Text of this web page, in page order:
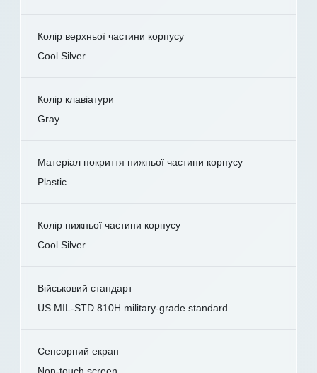
Колір верхньої частини корпусу
Cool Silver
Колір клавіатури
Gray
Матеріал покриття нижньої частини корпусу
Plastic
Колір нижньої частини корпусу
Cool Silver
Військовий стандарт
US MIL-STD 810H military-grade standard
Сенсорний екран